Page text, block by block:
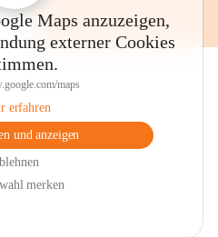
Maps anzuzeigen,
externer Cookies
maps
erfahren
und anzeigen
merken